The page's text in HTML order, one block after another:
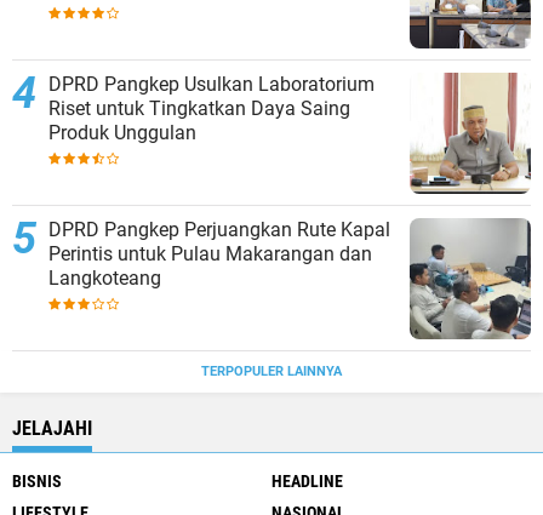
DPRD Pangkep Usulkan Laboratorium
Riset untuk Tingkatkan Daya Saing
Produk Unggulan
DPRD Pangkep Perjuangkan Rute Kapal
Perintis untuk Pulau Makarangan dan
Langkoteang
TERPOPULER LAINNYA
JELAJAHI
BISNIS
HEADLINE